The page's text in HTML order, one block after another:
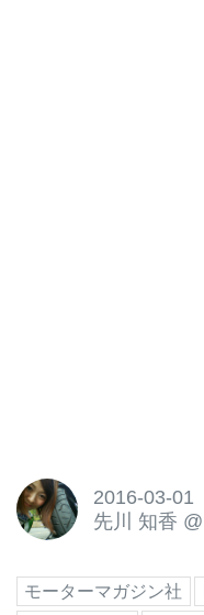
2016-03-01
先川 知香 @
モーターマガジン社